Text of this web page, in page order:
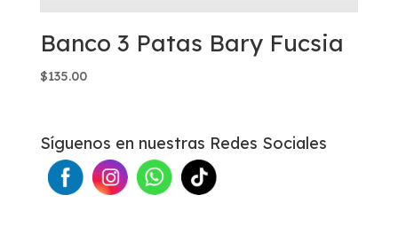
Banco 3 Patas Bary Fucsia
$135.00
Síguenos en nuestras Redes Sociales